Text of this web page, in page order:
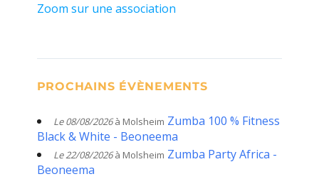
Zoom sur une association
PROCHAINS ÉVÈNEMENTS
Le 08/08/2026à Molsheim Zumba 100 % Fitness
Black & White - Beoneema
Le 22/08/2026à Molsheim Zumba Party Africa -
Beoneema